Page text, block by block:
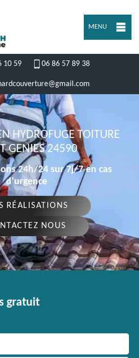
MENU
10 59 06 86 57 89 38
HYDROFUGE TOITURE
GENIES 24590
24h/24 sur 7j/7 en cas
d'urgence
RÉALISATIONS
NOUS
gratuit